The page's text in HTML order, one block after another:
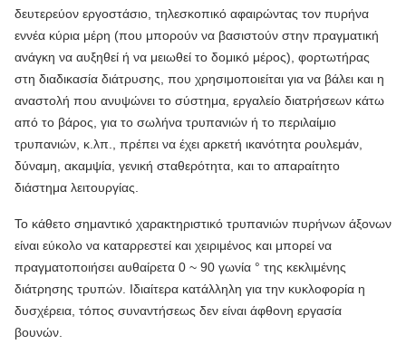
δευτερεύον εργοστάσιο, τηλεσκοπικό αφαιρώντας τον πυρήνα
εννέα κύρια μέρη (που μπορούν να βασιστούν στην πραγματική
ανάγκη να αυξηθεί ή να μειωθεί το δομικό μέρος), φορτωτήρας
στη διαδικασία διάτρυσης, που χρησιμοποιείται για να βάλει και η
αναστολή που ανυψώνει το σύστημα, εργαλείο διατρήσεων κάτω
από το βάρος, για το σωλήνα τρυπανιών ή το περιλαίμιο
τρυπανιών, κ.λπ., πρέπει να έχει αρκετή ικανότητα ρουλεμάν,
δύναμη, ακαμψία, γενική σταθερότητα, και το απαραίτητο
διάστημα λειτουργίας.
Το κάθετο σημαντικό χαρακτηριστικό τρυπανιών πυρήνων άξονων
είναι εύκολο να καταρρεστεί και χειριμένος και μπορεί να
πραγματοποιήσει αυθαίρετα 0 ~ 90 γωνία ° της κεκλιμένης
διάτρησης τρυπών. Ιδιαίτερα κατάλληλη για την κυκλοφορία η
δυσχέρεια, τόπος συναντήσεως δεν είναι άφθονη εργασία
βουνών.